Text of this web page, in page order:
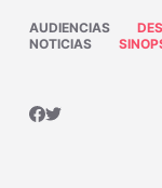
AUDIENCIAS
NOTICIAS